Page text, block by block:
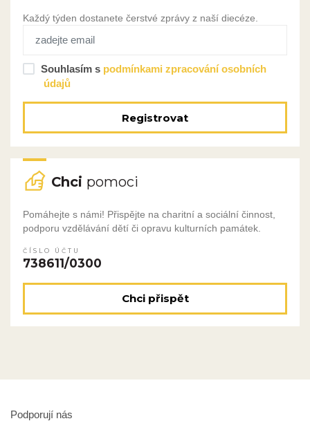
Každý týden dostanete čerstvé zprávy z naší diecéze.
Souhlasím s podmínkami zpracování osobních
údajů
Registrovat
Chci pomoci
Pomáhejte s námi! Přispějte na charitní a sociální činnost,
podporu vzdělávání dětí či opravu kulturních památek.
ČÍSLO ÚČTU
738611/0300
Chci přispět
Podporují nás